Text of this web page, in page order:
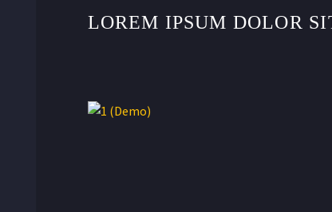
LOREM IPSUM DOLOR